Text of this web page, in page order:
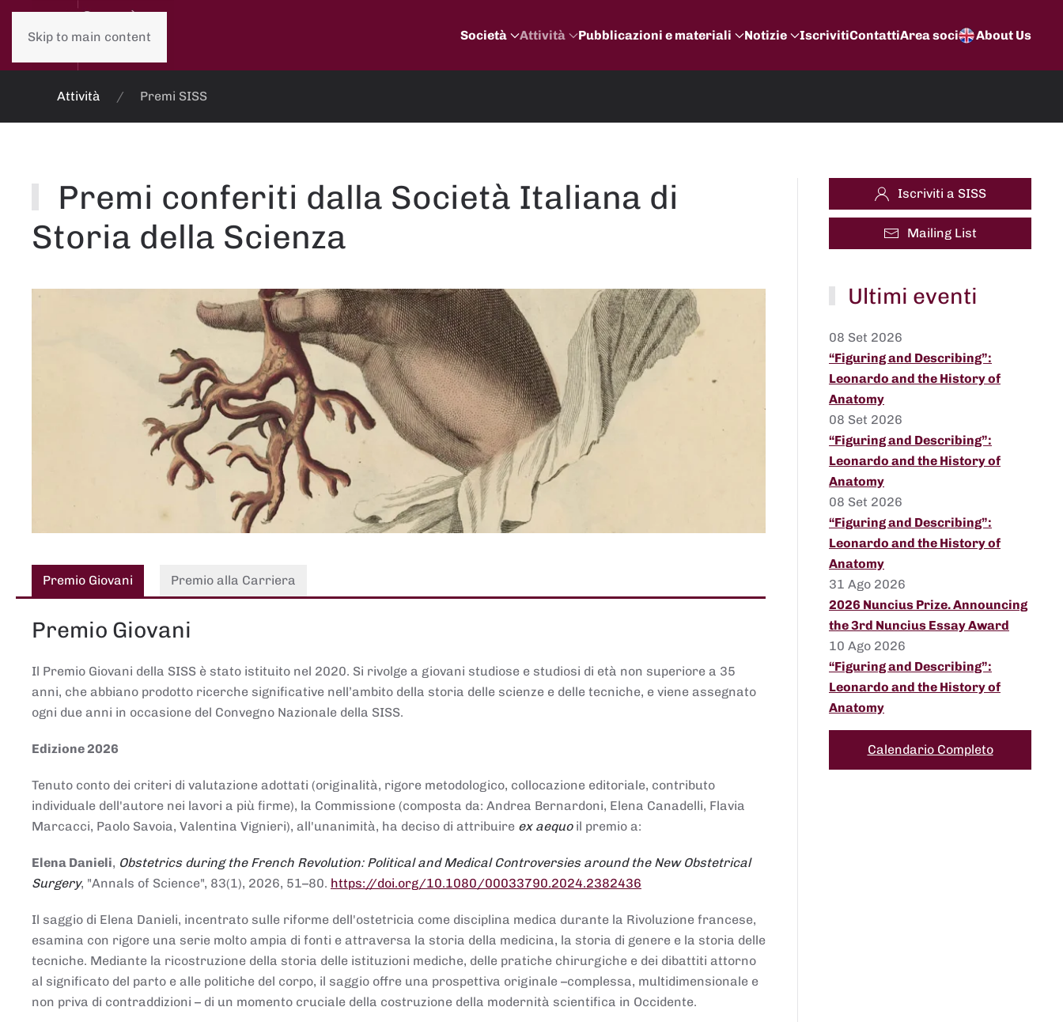
Skip to main content Società Attività Pubblicazioni e materiali Notizie IscrivitiContattiArea soci About Us
Attività Premi SISS
Premi conferiti dalla Società Italiana di
Storia della Scienza
Premio Giovani Premio alla Carriera
Premio Giovani
Il Premio Giovani della SISS è stato istituito nel 2020. Si rivolge a giovani studiose e studiosi di età non superiore a 35
anni, che abbiano prodotto ricerche significative nell’ambito della storia delle scienze e delle tecniche, e viene assegnato
ogni due anni in occasione del Convegno Nazionale della SISS.
Edizione 2026
Tenuto conto dei criteri di valutazione adottati (originalità, rigore metodologico, collocazione editoriale, contributo
individuale dell'autore nei lavori a più firme), la Commissione (composta da: Andrea Bernardoni, Elena Canadelli, Flavia
Marcacci, Paolo Savoia, Valentina Vignieri), all'unanimità, ha deciso di attribuire ex aequoil premio a:
Elena Danieli, Obstetrics during the French Revolution: Political and Medical Controversies around the New Obstetrical
Surgery, "Annals of Science", 83(1), 2026, 51–80. https://doi.org/10.1080/00033790.2024.2382436
Il saggio di Elena Danieli, incentrato sulle riforme dell'ostetricia come disciplina medica durante la Rivoluzione francese,
esamina con rigore una serie molto ampia di fonti e attraversa la storia della medicina, la storia di genere e la storia delle
tecniche. Mediante la ricostruzione della storia delle istituzioni mediche, delle pratiche chirurgiche e dei dibattiti attorno
al significato del parto e alle politiche del corpo, il saggio offre una prospettiva originale –complessa, multidimensionale e
non priva di contraddizioni – di un momento cruciale della costruzione della modernità scientifica in Occidente.
Iscriviti a SISS
Mailing List
Ultimi eventi
08 Set 2026
“Figuring and Describing”:
Leonardo and the History of
Anatomy
08 Set 2026
“Figuring and Describing”:
Leonardo and the History of
Anatomy
08 Set 2026
“Figuring and Describing”:
Leonardo and the History of
Anatomy
31 Ago 2026
2026 Nuncius Prize. Announcing
the 3rd Nuncius Essay Award
10 Ago 2026
“Figuring and Describing”:
Leonardo and the History of
Anatomy
Calendario Completo